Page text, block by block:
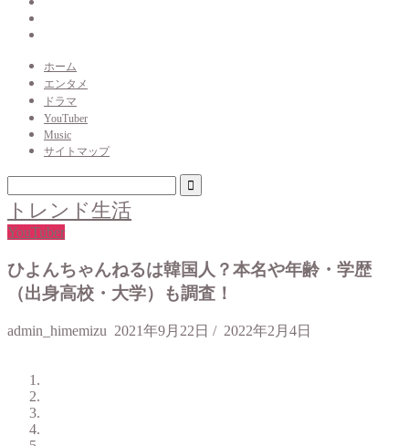
ホーム
エンタメ
ドラマ
YouTuber
Music
サイトマップ
トレンド生活
YouTuber
ひよんちゃんねるは韓国人？本名や年齢・学歴
（出身高校・大学）も調査！
admin_himemizu 2021年9月22日 / 2022年2月4日